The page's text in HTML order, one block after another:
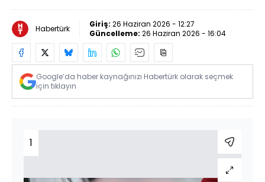
Habertürk Giriş: 26 Haziran 2026 - 12:27
Güncelleme: 26 Haziran 2026 - 16:04
Google’da haber kaynağınızı Habertürk olarak seçmek
için tıklayın
1